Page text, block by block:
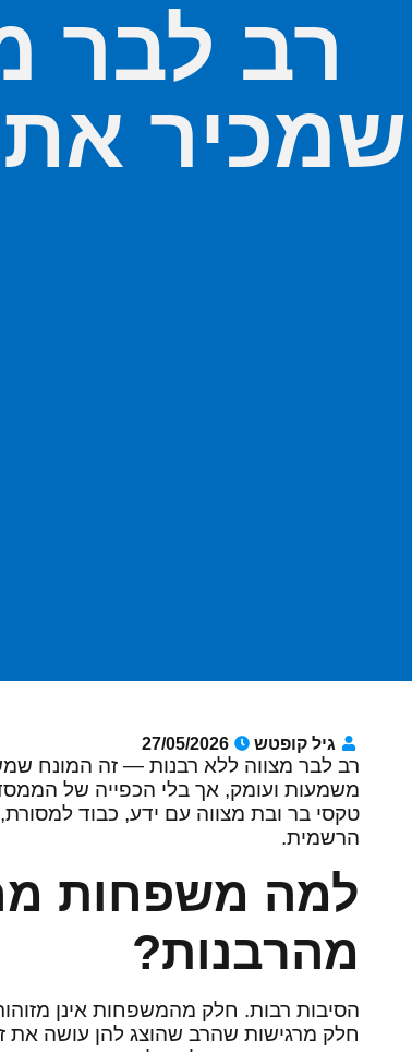
רב לבר
שמכיר את
גיל קופטש 27/05/2026
רב לבר מצווה ללא רבנות — זה המונח
משמעות ועומק, אך בלי הכפייה של הממסד
טקסי בר ובת מצווה עם ידע, כבוד
הרשמית.
למה משפחות
מהרבנות?
הסיבות רבות. חלק מהמשפחות אינן
חלק מרגישות שהרב שהוצג להן עושה את